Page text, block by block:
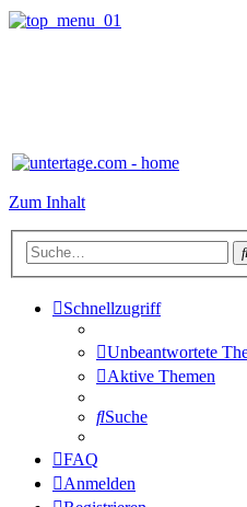
Zum Inhalt
Schnellzugriff
Unbeantwortete
Aktive Themen
Suche
FAQ
Anmelden